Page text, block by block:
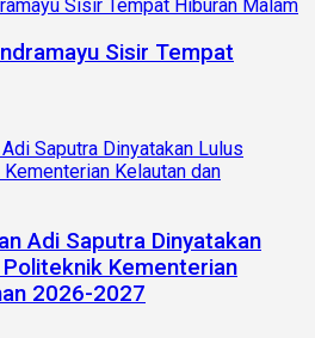
Sisir Tempat
Adi Saputra Dinyatakan
Kementerian
2026-2027